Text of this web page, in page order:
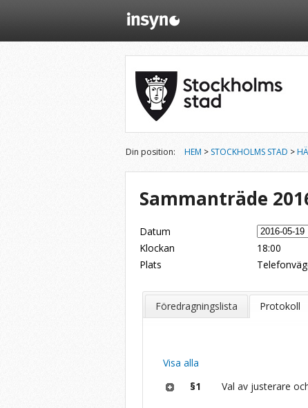
Din position: HEM > STOCKHOLMS STAD >
Sammanträde
Datum
Klockan
18:00
Plats
Föredragningslista Protokoll
Visa alla
§1
Val av justerare